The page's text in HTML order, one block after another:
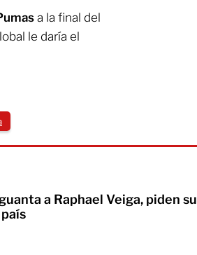
a la final del
le daría el
a Raphael Veiga, piden su